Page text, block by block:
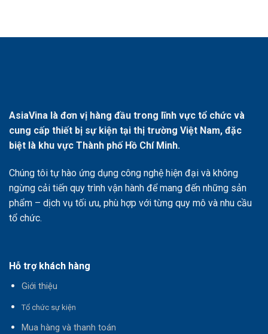
AsiaVina là đơn vị hàng đầu trong lĩnh vực tổ chức và
cung cấp thiết bị sự kiện tại thị trường Việt Nam, đặc
biệt là khu vực Thành phố Hồ Chí Minh.
Chúng tôi tự hào ứng dụng công nghệ hiện đại và không
ngừng cải tiến quy trình vận hành để mang đến những sản
phẩm – dịch vụ tối ưu, phù hợp với từng quy mô và nhu cầu
tổ chức.
Hỗ trợ khách hàng
Giới thiệu
Tổ chức sự kiện
Mua hàng và thanh toán